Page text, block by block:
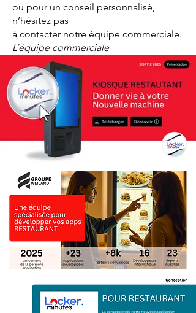
ou pour un conseil personnalisé,
n’hésitez pas
à contacter notre équipe commerciale.
L’équipe commerciale